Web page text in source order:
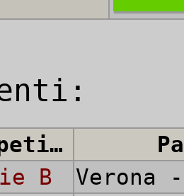
Competizione
B
Verona